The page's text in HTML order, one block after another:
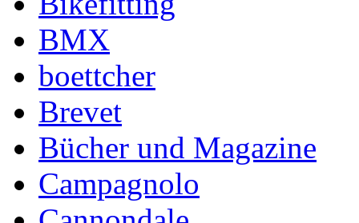
BMX
boettcher
Brevet
Bücher und Magazine
Campagnolo